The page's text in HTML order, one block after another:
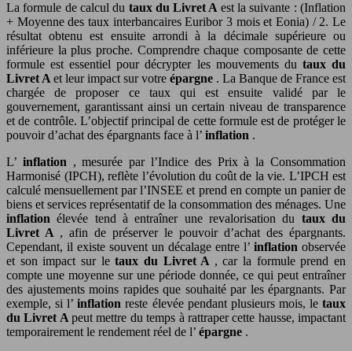
La formule de calcul du taux du Livret A est la suivante : (Inflation
+ Moyenne des taux interbancaires Euribor 3 mois et Eonia) / 2. Le
résultat obtenu est ensuite arrondi à la décimale supérieure ou
inférieure la plus proche. Comprendre chaque composante de cette
formule est essentiel pour décrypter les mouvements du taux du
Livret A et leur impact sur votre épargne . La Banque de France est
chargée de proposer ce taux qui est ensuite validé par le
gouvernement, garantissant ainsi un certain niveau de transparence
et de contrôle. L’objectif principal de cette formule est de protéger le
pouvoir d’achat des épargnants face à l’ inflation .
L’ inflation , mesurée par l’Indice des Prix à la Consommation
Harmonisé (IPCH), reflète l’évolution du coût de la vie. L’IPCH est
calculé mensuellement par l’INSEE et prend en compte un panier de
biens et services représentatif de la consommation des ménages. Une
inflationélevée tend à entraîner une revalorisation du taux du
Livret A , afin de préserver le pouvoir d’achat des épargnants.
Cependant, il existe souvent un décalage entre l’ inflation observée
et son impact sur letaux du Livret A , car la formule prend en
compte une moyenne sur une période donnée, ce qui peut entraîner
des ajustements moins rapides que souhaité par les épargnants. Par
exemple, si l’inflationreste élevée pendant plusieurs mois, letaux
du Livret Apeut mettre du temps à rattraper cette hausse, impactant
temporairement le rendement réel de l’ épargne .